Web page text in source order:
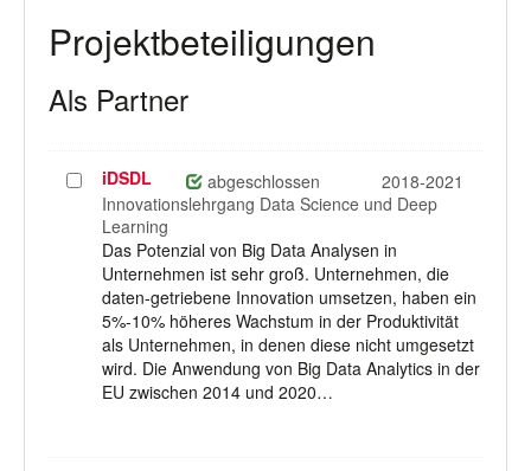
Projektbeteiligungen
Als Partner
Projekt
auswählen
iDSDL abgeschlossen
2018-2021
Innovationslehrgang Data Science und Deep
Learning
Das Potenzial von Big Data Analysen in
Unternehmen ist sehr groß. Unternehmen, die
daten-getriebene Innovation umsetzen, haben ein
5%-10% höheres Wachstum in der Produktivität
als Unternehmen, in denen diese nicht umgesetzt
wird. Die Anwendung von Big Data Analytics in der
EU zwischen 2014 und 2020…